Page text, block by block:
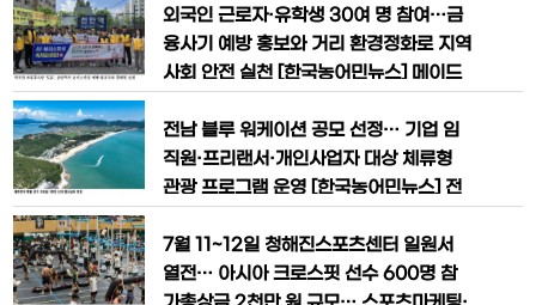
기 관광 체험상품을 1인 가격으로 2명이
이용할 수 있어 여름 여행객들의
역과 기업이 함께 해법을 찾는 ‘2026 지
역-기업 상생협력을 통한 지방소멸극복
아이디어 솔버톤’이 참가자 모집에 나섰
협동조합 멘토리가 주최·주관하는 이번
행사는 지역 현장의 문제를 기업의 ESG
외국인 근로자·유학생 30여 명 참여…금
융사기 예방 홍보와 거리 환경정화로 지역
사회 안전 실천 [한국농어민뉴스] 메이드
(DOUM)'이 천안역 일대에서 보이스피
싱 예방 캠페인과 환경정화 활동을 펼치며
지역사회 안전문화 확산에 나섰다. 메이드
상권에서 외국인 근로자와 유학생 등 30
여 명이 참여한 가운데 보이스피싱
전남 블루 워케이션 공모 선정… 기업 임
직원·프리랜서·개인사업자 대상 체류형
관광 프로그램 운영 [한국농어민뉴스] 전
로운 근무문화인 '워케이션(Workatio
n)'을 본격 운영한다. 청정한 해양환경과
7월 11~12일 청해진스포츠센터 일원서
열전… 아시아 크로스핏 선수 600명 참